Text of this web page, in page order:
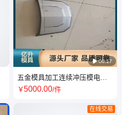
 00:17
五金模具加工连续冲压模电动
车板金模具 经久耐用 诚信经营
￥5000.00/件
在线交易